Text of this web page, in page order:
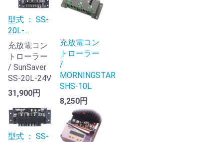
型式 ： SS-
20L-...
充放電コン
トローラー
/ SunSaver
SS-20L-24V
31,900円
充放電コン
トローラー
/
MORNINGSTAR
SHS-10L
8,250円
型式 ： SS-